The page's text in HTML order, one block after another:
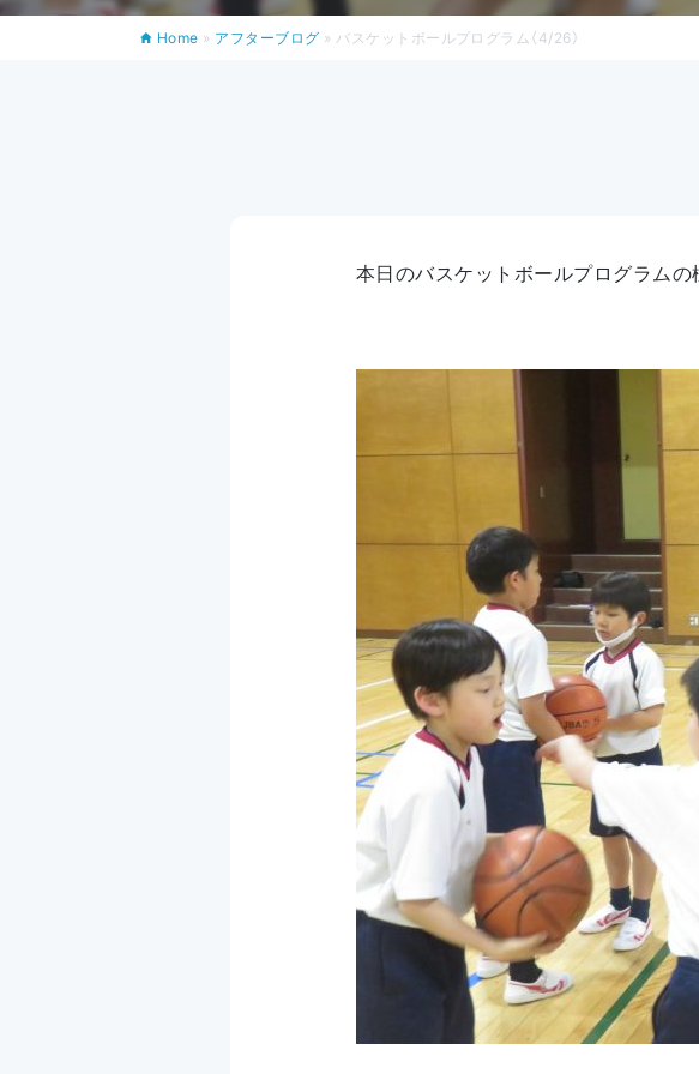
Home » アフターブログ »バスケットボールプログラム（4/26）
本日のバスケットボールプログラムの